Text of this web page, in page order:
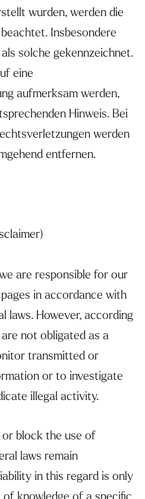
wurden, werden die
Insbesondere
solche gekennzeichnet.
eine
aufmerksam werden,
Hinweis. Bei
werden
entfernen.
are responsible for our
in accordance with
laws. However, according
not obligated as a
transmitted or
or to investigate
illegal activity.
block the use of
laws remain
in this regard is only